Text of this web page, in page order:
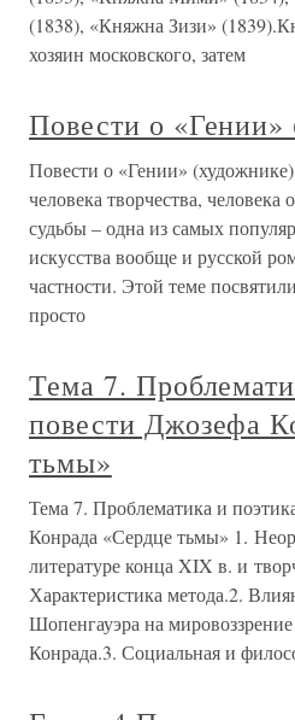
(1838), «Княжна Зизи»
хозяин московского, затем
Повести о «Гении»
Повести о «Гении»
человека творчества, человека
судьбы – одна из самых
искусства вообще и русской
частности. Этой теме
просто
Тема 7.
повести Джозефа
тьмы»
Тема 7. Проблематика и
Конрада «Сердце тьмы» 1.
литературе конца XIX в. и
Характеристика метода.2.
Шопенгауэра на
Конрада.3. Социальная и